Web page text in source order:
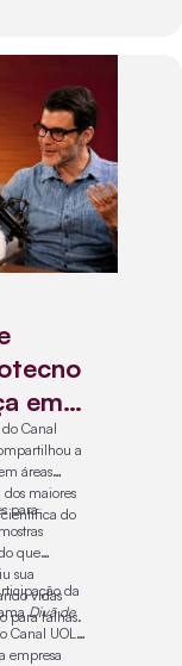
em
Canal
a
áreas
maiores
do
para
que
sua
vidas
para falhas.
da
Divã de
Canal UOL.
empresa